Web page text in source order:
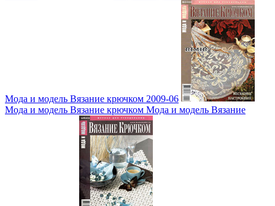
Мода и модель Вязание крючком 2009-06
Мода и модель Вязание крючком Мода и модель Вязание